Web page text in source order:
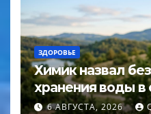
ЗДОРОВЬЕ
Химик назвал
хранения воды в
кувшине
6 АВГУСТА, 2026